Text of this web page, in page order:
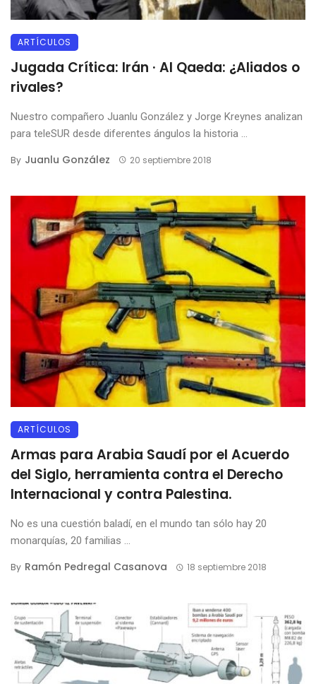
ARTÍCULOS
Jugada Crítica: Irán · Al Qaeda: ¿Aliados o
rivales?
Nuestro compañero Juanlu González y Jorge Kreynes analizan
para teleSUR desde diferentes ángulos la historia ...
By Juanlu González 20 septiembre 2018
ARTÍCULOS
Armas para Arabia Saudí por el Acuerdo
del Siglo, herramienta contra el Derecho
Internacional y contra Palestina.
No es una cuestión baladí, en el mundo tan sólo hay 20
monarquías, 20 familias ...
By Ramón Pedregal Casanova 18 septiembre 2018